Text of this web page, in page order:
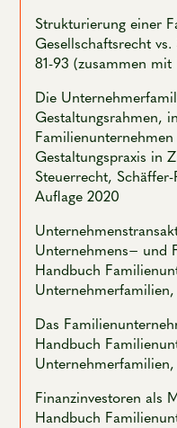
Strukturierung einer
Gesellschaftsrecht
81-93 (zusammen
Die
Gestaltungsrahmen,
Gestaltungspraxis in
Steuerrecht,
Auflage 2020
Unternehmens− und
Handbuch
Unternehmerfamilien,
Das
Handbuch
Unternehmerfamilien,
Finanzinvestoren als
Handbuch